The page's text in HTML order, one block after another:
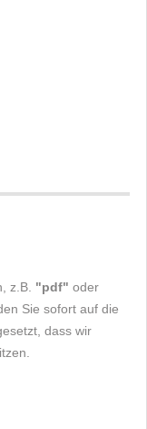
z.B. "pdf" oder
Sie sofort auf die
dass wir